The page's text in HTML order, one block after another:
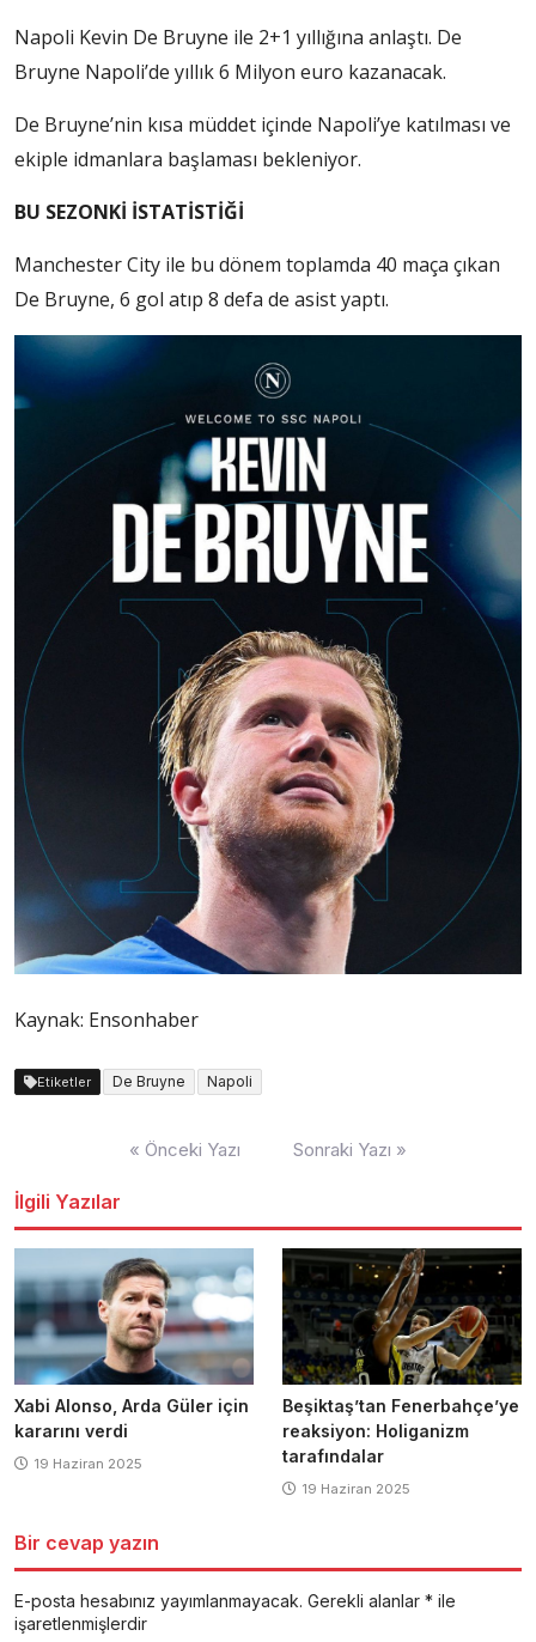
Napoli Kevin De Bruyne ile 2+1 yıllığına anlaştı. De
Bruyne Napoli’de yıllık 6 Milyon euro kazanacak.
De Bruyne’nin kısa müddet içinde Napoli’ye katılması ve
ekiple idmanlara başlaması bekleniyor.
BU SEZONKİ İSTATİSTİĞİ
Manchester City ile bu dönem toplamda 40 maça çıkan
De Bruyne, 6 gol atıp 8 defa de asist yaptı.
Kaynak: Ensonhaber
Etiketler De Bruyne Napoli
« Önceki Yazı Sonraki Yazı »
İlgili Yazılar
Xabi Alonso, Arda Güler için
kararını verdi
19 Haziran 2025
Beşiktaş’tan Fenerbahçe’ye
reaksiyon: Holiganizm
tarafındalar
19 Haziran 2025
Bir cevap yazın
E-posta hesabınız yayımlanmayacak. Gerekli alanlar * ile
işaretlenmişlerdir